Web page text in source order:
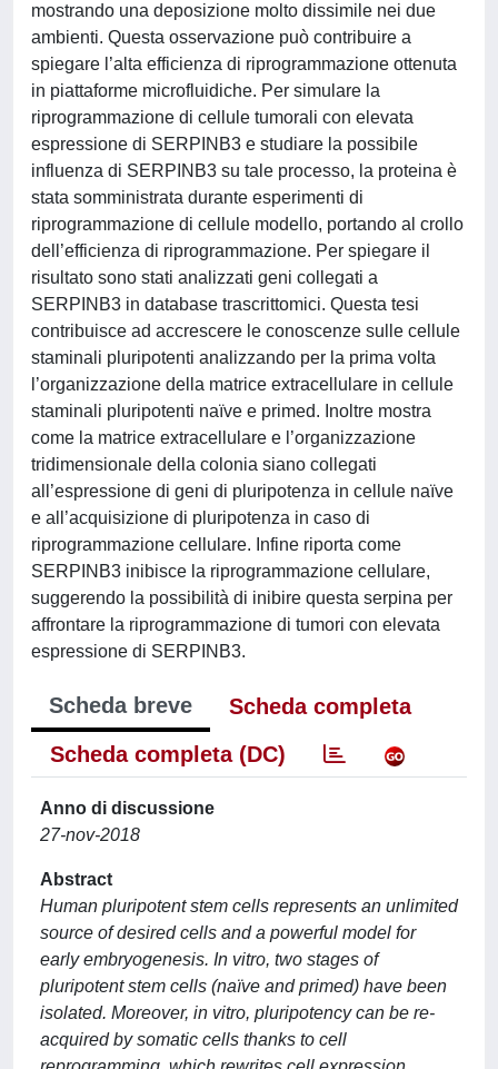
mostrando una deposizione molto dissimile nei due
ambienti. Questa osservazione può contribuire a
spiegare l’alta efficienza di riprogrammazione ottenuta
in piattaforme microfluidiche. Per simulare la
riprogrammazione di cellule tumorali con elevata
espressione di SERPINB3 e studiare la possibile
influenza di SERPINB3 su tale processo, la proteina è
stata somministrata durante esperimenti di
riprogrammazione di cellule modello, portando al crollo
dell’efficienza di riprogrammazione. Per spiegare il
risultato sono stati analizzati geni collegati a
SERPINB3 in database trascrittomici. Questa tesi
contribuisce ad accrescere le conoscenze sulle cellule
staminali pluripotenti analizzando per la prima volta
l’organizzazione della matrice extracellulare in cellule
staminali pluripotenti naïve e primed. Inoltre mostra
come la matrice extracellulare e l’organizzazione
tridimensionale della colonia siano collegati
all’espressione di geni di pluripotenza in cellule naïve
e all’acquisizione di pluripotenza in caso di
riprogrammazione cellulare. Infine riporta come
SERPINB3 inibisce la riprogrammazione cellulare,
suggerendo la possibilità di inibire questa serpina per
affrontare la riprogrammazione di tumori con elevata
espressione di SERPINB3.
Scheda breve
Scheda completa
Scheda completa (DC)
Anno di discussione
27-nov-2018
Abstract
Human pluripotent stem cells represents an unlimited
source of desired cells and a powerful model for
early embryogenesis. In vitro, two stages of
pluripotent stem cells (naïve and primed) have been
isolated. Moreover, in vitro, pluripotency can be re-
acquired by somatic cells thanks to cell